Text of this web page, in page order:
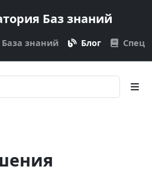
Баз знаний
База знаний Блог